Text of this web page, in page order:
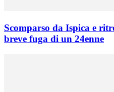
Scomparso da Ispica e
breve fuga di un 24enne